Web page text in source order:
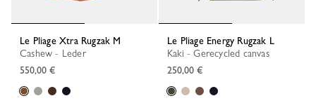
Le Pliage Xtra Rugzak M
Cashew - Leder
550,00 €
Le Pliage Energy Rugzak L
Kaki - Gerecycled canvas
250,00 €